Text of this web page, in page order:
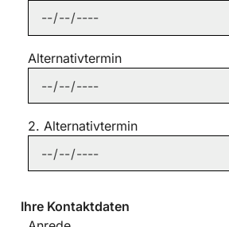
Alternativtermin
2. Alternativtermin
Ihre Kontaktdaten